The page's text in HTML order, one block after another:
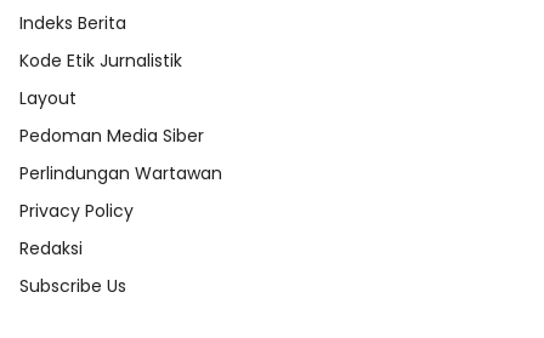
Indeks Berita
Kode Etik Jurnalistik
Layout
Pedoman Media Siber
Perlindungan Wartawan
Privacy Policy
Redaksi
Subscribe Us